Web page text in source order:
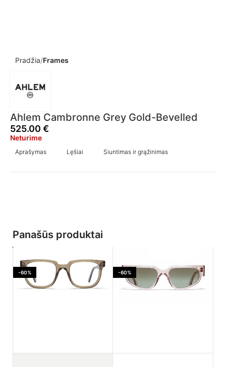
Pradžia Frames
Ahlem Cambronne Grey Gold-Bevelled
525.00 €
Neturime
Aprašymas Lęšiai Siuntimas ir grąžinimas
Panašūs produktai
-60% -60%